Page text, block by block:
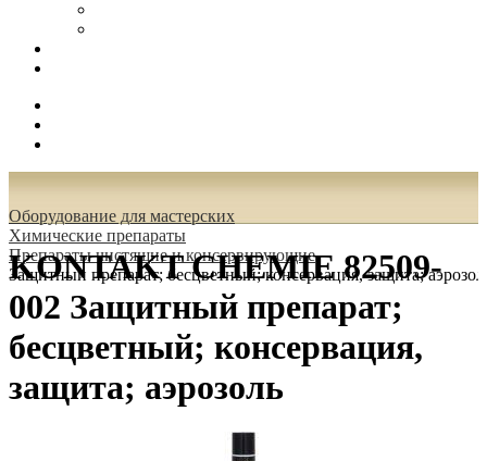
Оборудование для мастерских
Химические препараты
Препараты чистящие и консервирующие
Защитный препарат; бесцветный; консервация, защита;
KONTAKT CHEMIE 82509-
002 Защитный препарат;
бесцветный; консервация,
защита; аэрозоль